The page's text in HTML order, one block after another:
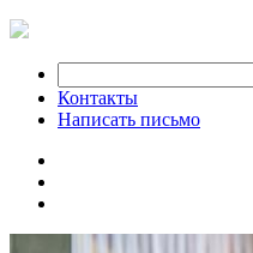
Контакты
Написать письмо